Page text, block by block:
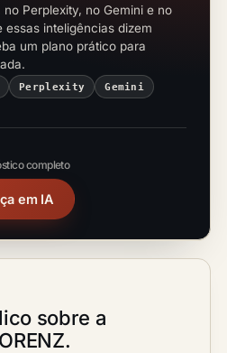
Perplexity, no Gemini e no
essas inteligências dizem
um plano prático para
Perplexity Gemini
completo
em IA
sobre a